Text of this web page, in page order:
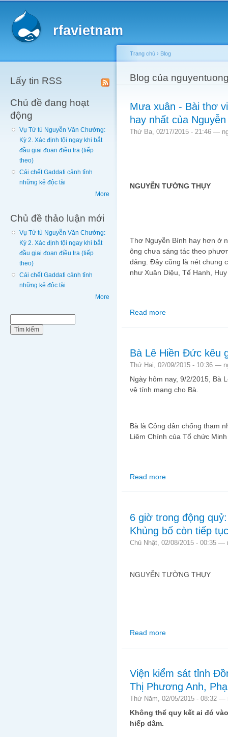
rfavietnam
Lấy tin RSS
Chủ đề đang hoạt
động
Vụ Tử tù Nguyễn Văn Chưởng:
Kỳ 2. Xác định tội ngay khi bắt
đầu giai đoạn điều tra (tiếp
theo)
Cái chết Gaddafi cảnh tỉnh
những kẻ độc tài
More
Chủ đề thảo luận mới
Vụ Tử tù Nguyễn Văn Chưởng:
Kỳ 2. Xác định tội ngay khi bắt
đầu giai đoạn điều tra (tiếp
theo)
Cái chết Gaddafi cảnh tỉnh
những kẻ độc tài
More
You are here
Trang chủ › Blog
Blog của
Mưa xuân - Bài thơ
hay nhất của
Thứ Ba, 02/17/2015 - 21:46 —
NGUYỄN TƯỜNG THỤY
Thơ Nguyễn Bính hay hơn ở
ông chưa sáng tác theo
đảng. Đây cũng là nét chung
như Xuân Diệu, Tế Hanh,
Read more
Bà Lê Hiền Đức kêu
Thứ Hai, 02/09/2015 - 10:36 —
Ngày hôm nay, 9/2/2015, Bà
vệ tính mạng cho Bà.
Bà là Công dân chống tham
Liêm Chính của Tổ chức
Read more
6 giờ trong động
Khủng bố còn tiếp
Chủ Nhật, 02/08/2015 - 00:35 —
NGUYỄN TƯỜNG THỤY
Read more
Viện kiểm sát tỉnh
Thị Phương Anh,
Thứ Năm, 02/05/2015 - 08:32 —
Không thể quy kết ai đó
hiếp dâm.